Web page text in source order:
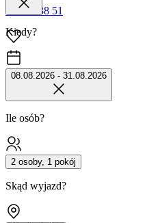
42 680 38 51
Kiedy?
08.08.2026 - 31.08.2026
Ile osób?
2 osoby, 1 pokój
Skąd wyjazd?